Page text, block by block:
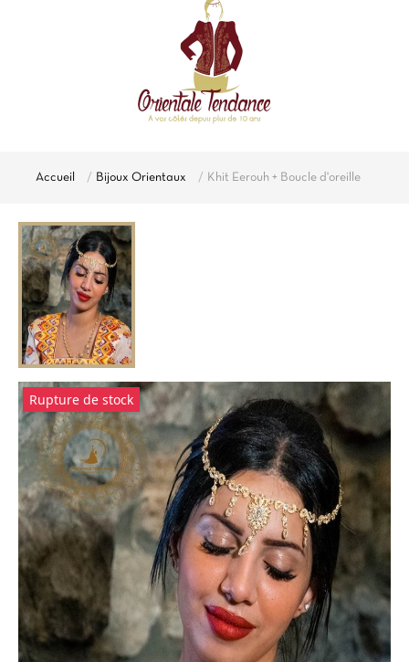
Accueil Bijoux Orientaux Khit Eerouh + Boucle d'oreille
Rupture de stock